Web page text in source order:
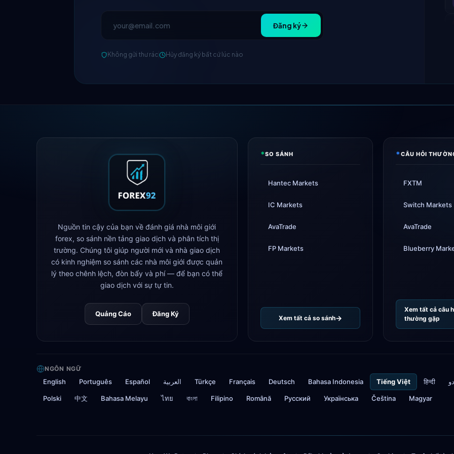
Đăng ký
Không gửi thư rác Hủy đăng ký bất cứ lúc nào
Nguồn tin cậy của bạn về đánh giá nhà môi giới
forex, so sánh nền tảng giao dịch và phân tích thị
trường. Chúng tôi giúp người mới và nhà giao dịch
có kinh nghiệm so sánh các nhà môi giới được quản
lý theo chênh lệch, đòn bẩy và phí — để bạn có thể
giao dịch với sự tự tin.
Quảng Cáo Đăng Ký
*SO SÁNH
Hantec Markets
IC Markets
AvaTrade
FP Markets
Xem tất cả so sánh
*CÂU HỎI
FXTM
Switch Markets
AvaTrade
Blueberry
Xem tất cả câu
thường gặp
NGÔN NGỮ
English Português Español العربية Türkçe Français Deutsch Bahasa Indonesia Tiếng Việt हिन्दी
Polski 中文 Bahasa Melayu ไทย বাংলা Filipino Română Русский Українська Čeština Magyar